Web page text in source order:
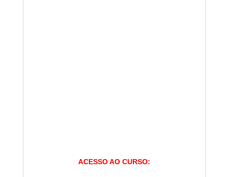
ACESSO AO CURSO: